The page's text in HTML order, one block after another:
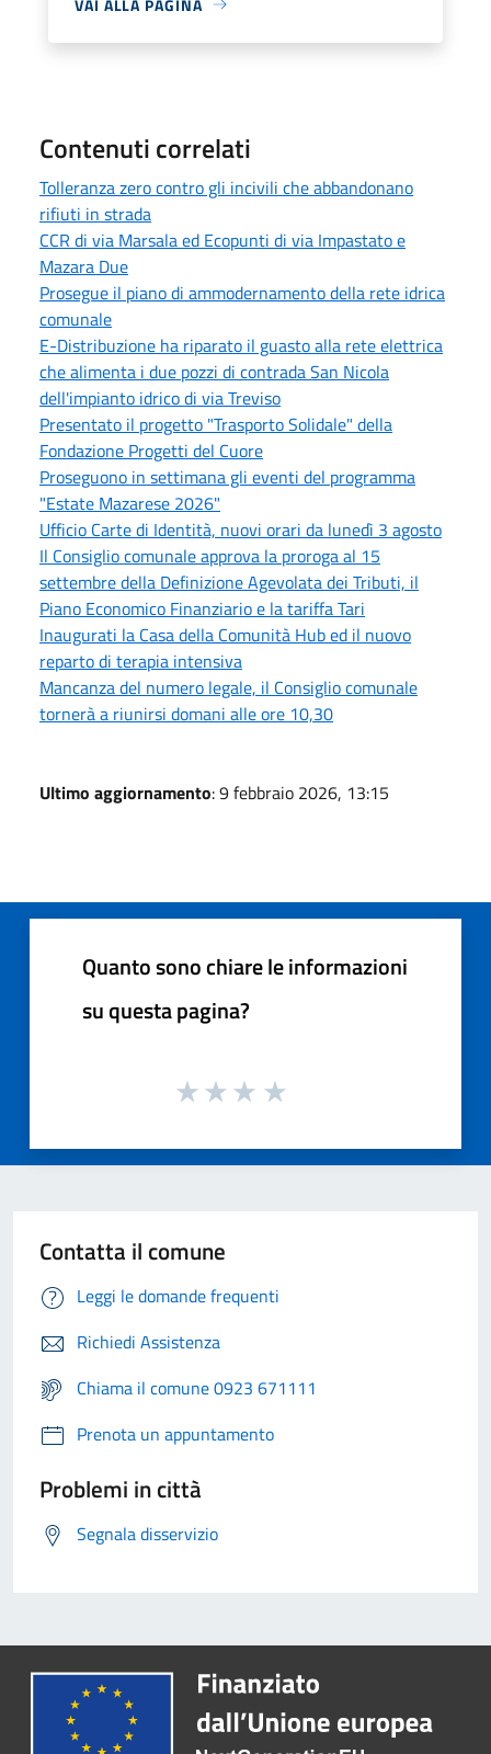
Contenuti correlati
Tolleranza zero contro gli incivili che abbandonano
rifiuti in strada
CCR di via Marsala ed Ecopunti di via Impastato e
Mazara Due
Prosegue il piano di ammodernamento della rete idrica
comunale
E-Distribuzione ha riparato il guasto alla rete elettrica
che alimenta i due pozzi di contrada San Nicola
dell'impianto idrico di via Treviso
Presentato il progetto "Trasporto Solidale" della
Fondazione Progetti del Cuore
Proseguono in settimana gli eventi del programma
"Estate Mazarese 2026"
Ufficio Carte di Identità, nuovi orari da lunedì 3 agosto
Il Consiglio comunale approva la proroga al 15
settembre della Definizione Agevolata dei Tributi, il
Piano Economico Finanziario e la tariffa Tari
Inaugurati la Casa della Comunità Hub ed il nuovo
reparto di terapia intensiva
Mancanza del numero legale, il Consiglio comunale
tornerà a riunirsi domani alle ore 10,30
Ultimo aggiornamento: 9 febbraio 2026, 13:15
Quanto sono chiare le informazioni
su questa pagina?
Contatta il comune
Leggi le domande frequenti
Richiedi Assistenza
Chiama il comune 0923 671111
Prenota un appuntamento
Problemi in città
Segnala disservizio